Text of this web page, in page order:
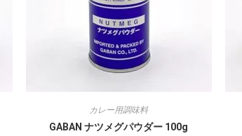
カレー用調味料
GABAN ナツメグパウダー 100g